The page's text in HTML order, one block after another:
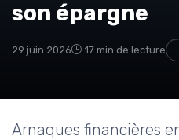
son épargne
29 juin 2026 17 min de lecture
Arnaques financières